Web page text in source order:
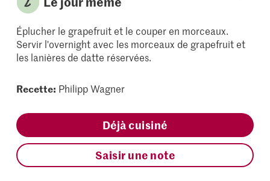
Éplucher le grapefruit et le couper en morceaux.
Servir l'overnight avec les morceaux de grapefruit et
les lanières de datte réservées.
Recette: Philipp Wagner
Déjà cuisiné
Saisir une note